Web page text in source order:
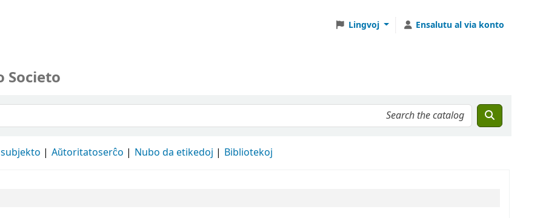
Lingvoj Ensalutu al via konto
Societo
Aŭtoritatoserĉo Nubo da etikedoj Bibliotekoj